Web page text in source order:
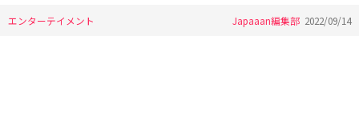
エンターテイメント Japaaan編集部 2022/09/14